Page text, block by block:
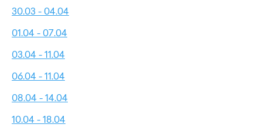
30.03 - 04.04
01.04 - 07.04
03.04 - 11.04
06.04 - 11.04
08.04 - 14.04
10.04 - 18.04